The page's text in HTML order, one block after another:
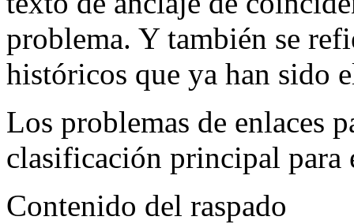
problema. Y también se
históricos que ya han sido
Los problemas de enlaces
clasificación principal para
Contenido del raspado